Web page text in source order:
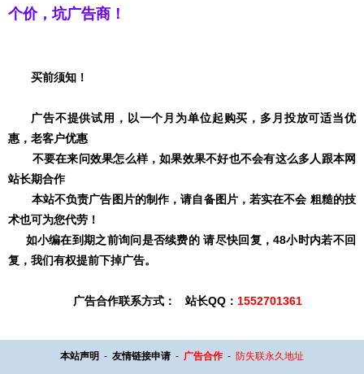
个价，坑广告商！
买前须知！
广告不提供试用，以一个月为单位起购买，多月投放可适当优
惠，老客户优惠
不要在来问效果怎么样，如果效果不好也不会有这么多人跟本网
站长期合作
本站不负责广告图片的制作，请自备图片，若实在不会 粗糙的技
术也可为您代劳！
如小编在到期之前询问是否续费的 请尽快回复，48小时内若不回
复，我们有权提前下掉广告。
广告合作联系方式： 站长QQ： 1552701361
本站声明 - 友情链接申请 - 广告合作 - 防失联永久地址